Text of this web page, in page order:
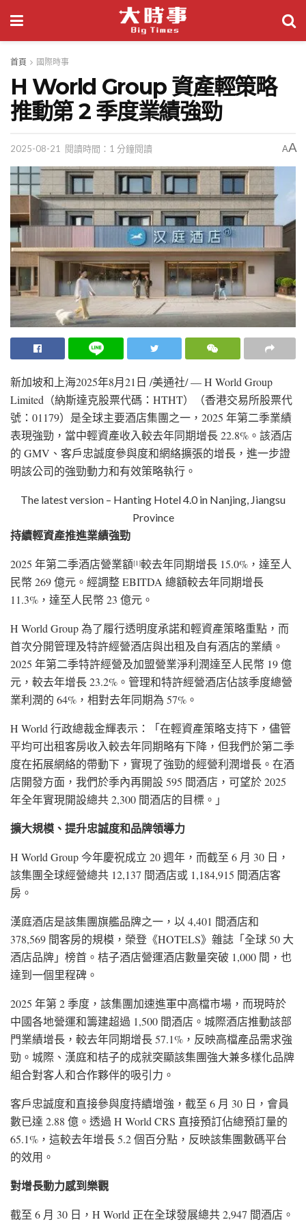
首頁 國際時事
H World Group 資產輕策略
推動第 2 季度業績強勁
2025-08-21 閱讀時間：1 分鐘閱讀 AA
新加坡和上海2025年8月21日 /美通社/ — H World Group
Limited（納斯達克股票代碼：HTHT）（香港交易所股票代
號：01179）是全球主要酒店集團之一，2025 年第二季業績
表現強勁，當中輕資產收入較去年同期增長 22.8%。該酒店
的 GMV、客戶忠誠度參與度和網絡擴張的增長，進一步證
明該公司的強勁動力和有效策略執行。
The latest version – Hanting Hotel 4.0 in Nanjing, Jiangsu
Province
持續輕資產推進業績強勁
2025 年第二季酒店營業額[1]較去年同期增長 15.0%，達至人
民幣 269 億元。經調整 EBITDA 總額較去年同期增長
11.3%，達至人民幣 23 億元。
H World Group 為了履行透明度承諾和輕資產策略重點，而
首次分開管理及特許經營酒店與出租及自有酒店的業績。
2025 年第二季特許經營及加盟營業淨利潤達至人民幣 19 億
元，較去年增長 23.2%。管理和特許經營酒店佔該季度總營
業利潤的 64%，相對去年同期為 57%。
H World 行政總裁金輝表示：「在輕資產策略支持下，儘管
平均可出租客房收入較去年同期略有下降，但我們於第二季
度在拓展網絡的帶動下，實現了強勁的經營利潤增長。在酒
店開發方面，我們於季內再開設 595 間酒店，可望於 2025
年全年實現開設總共 2,300 間酒店的目標。」
擴大規模、提升忠誠度和品牌領導力
H World Group 今年慶祝成立 20 週年，而截至 6 月 30 日，
該集團全球經營總共 12,137 間酒店或 1,184,915 間酒店客
房。
漢庭酒店是該集團旗艦品牌之一，以 4,401 間酒店和
378,569 間客房的規模，榮登《HOTELS》雜誌「全球 50 大
酒店品牌」榜首。桔子酒店營運酒店數量突破 1,000 間，也
達到一個里程碑。
2025 年第 2 季度，該集團加速進軍中高檔市場，而現時於
中國各地營運和籌建超過 1,500 間酒店。城際酒店推動該部
門業績增長，較去年同期增長 57.1%，反映高檔產品需求強
勁。城際、漢庭和桔子的成就突顯該集團強大兼多樣化品牌
組合對客人和合作夥伴的吸引力。
客戶忠誠度和直接參與度持續增強，截至 6 月 30 日，會員
數已達 2.88 億。透過 H World CRS 直接預訂佔總預訂量的
65.1%，這較去年增長 5.2 個百分點，反映該集團數碼平台
的效用。
對增長動力感到樂觀
截至 6 月 30 日，H World 正在全球發展總共 2,947 間酒店。